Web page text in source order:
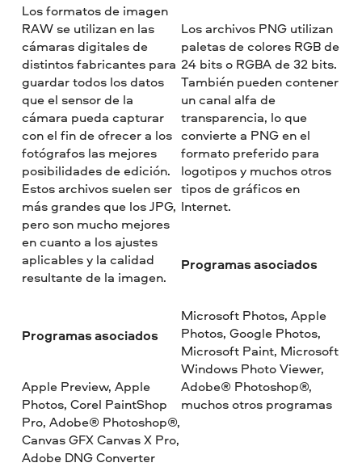
Los formatos de imagen
RAW se utilizan en las
cámaras digitales de
distintos fabricantes para
guardar todos los datos
que el sensor de la
cámara pueda capturar
con el fin de ofrecer a los
fotógrafos las mejores
posibilidades de edición.
Estos archivos suelen ser
más grandes que los JPG,
pero son mucho mejores
en cuanto a los ajustes
aplicables y la calidad
resultante de la imagen.
Programas asociados
Apple Preview, Apple
Photos, Corel PaintShop
Pro, Adobe® Photoshop®,
Canvas GFX Canvas X Pro,
Adobe DNG Converter
Los archivos PNG utilizan
paletas de colores RGB de
24 bits o RGBA de 32 bits.
También pueden contener
un canal alfa de
transparencia, lo que
convierte a PNG en el
formato preferido para
logotipos y muchos otros
tipos de gráficos en
Internet.
Programas asociados
Microsoft Photos, Apple
Photos, Google Photos,
Microsoft Paint, Microsoft
Windows Photo Viewer,
Adobe® Photoshop®,
muchos otros programas